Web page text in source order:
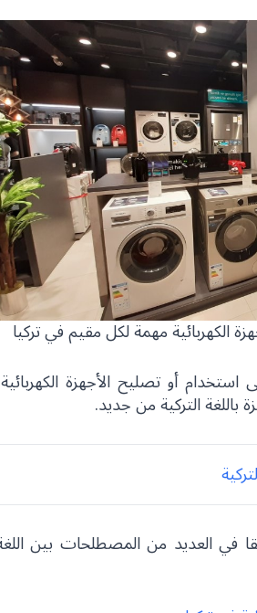
الكهربائية مهمة لكل مقيم في تركيا
أو تصليح الأجهزة
التركية من جديد.
في العديد من المصطلحات بين